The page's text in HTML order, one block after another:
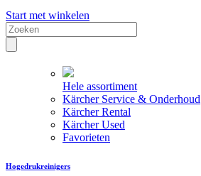
Start met winkelen
Hele assortiment
Kärcher Service & Onderhoud
Kärcher Rental
Kärcher Used
Favorieten
Hogedrukreinigers